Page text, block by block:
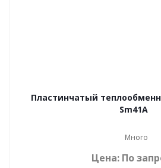
Пластинчатый
Sm41A
Много
Цена: По